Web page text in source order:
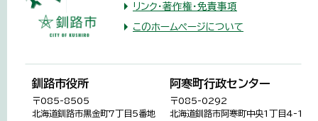
リンク・著作権・免責事項
このホームページについて
釧路市役所
〒085-8505
北海道釧路市黒金町7丁目5番地
阿寒町行政センター
〒085-0292
北海道釧路市阿寒町中央1丁目4-1